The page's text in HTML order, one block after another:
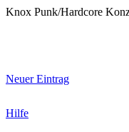
Knox Punk/Hardcore
Neuer Eintrag
Hilfe